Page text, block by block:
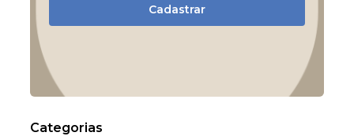
Cadastrar
Categorias